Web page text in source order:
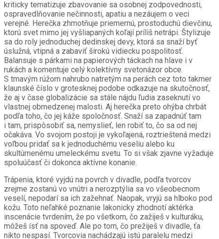
kriticky tematizuje zbavovanie sa osobnej zodpovednosti,
ospravedlňovanie nečinnosti, apatiu a nezáujem o veci
verejné. Herečka zhmotňuje priemernú, prostoduchú dievčinu,
ktorú svet mimo jej vyšliapaných koľají príliš netrápi. Štylizuje
sa do roly jednoduchej dedinskej devy, ktorá sa snaží byť
úslužná, vtipná a zabaviť širokú vidiecku pospolitosť.
Balansuje s párkami na papierových táckach na hlave i v
rukách a komentuje celý kolektívny svetonázor obce.
S tmavým rúžom nahrubo natretým na perách cez toto takmer
klaunské číslo v grotesknej podobe odkazuje na skutočnosť,
že aj v čase globalizácie sa stále nájdu ľudia zaseknutí vo
vlastnej obmedzenej malosti. Aj herečka preto ohýba chrbát
podľa toho, čo jej káže spoločnosť. Snaží sa zapadnúť tam
i tam, prispôsobiť sa, nemyslieť, len robiť to, čo sa od nej
očakáva. Vo svojom postoji je vykoľajená, roztrieštená medzi
voľbou pridať sa k jednoduchému veseliu alebo ku
skultúrnenému umeleckému svetu. To si však zjavne vyžaduje
spoluúčasť či dokonca aktívne konanie.
Trápenia, ktoré vyjdú na povrch v divadle, podľa tvorcov
zrejme zostanú vo vnútri a nerozptýlia sa vo všeobecnom
veselí, nepodarí sa ich zažehnať. Naopak, vryjú sa hlboko pod
kožu. Toto neľahké poznanie lakonicky zhodnotí aktérka
inscenácie tvrdením, že po všetkom, čo zažiješ v kulturáku,
môžeš ísť na spoveď. Ale po tom, čo prežiješ v divadle, ťa
nikto nespasí. Tvorcovia nachádzajú istú paralelu medzi